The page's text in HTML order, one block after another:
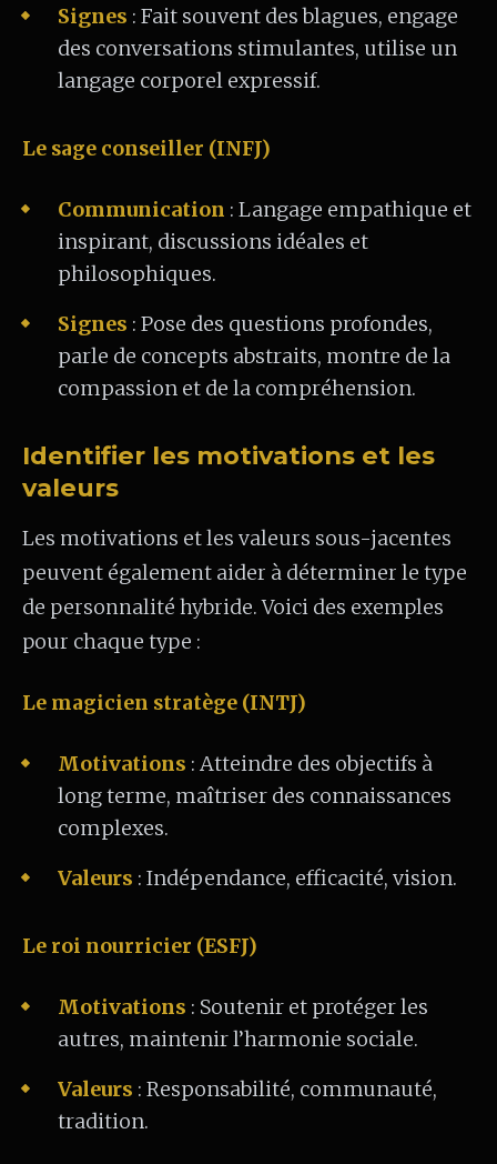
Signes : Fait souvent des blagues, engage
des conversations stimulantes, utilise un
langage corporel expressif.
Le sage conseiller (INFJ)
Communication : Langage empathique et
inspirant, discussions idéales et
philosophiques.
Signes : Pose des questions profondes,
parle de concepts abstraits, montre de la
compassion et de la compréhension.
Identifier les motivations et les
valeurs
Les motivations et les valeurs sous-jacentes
peuvent également aider à déterminer le type
de personnalité hybride. Voici des exemples
pour chaque type :
Le magicien stratège (INTJ)
Motivations : Atteindre des objectifs à
long terme, maîtriser des connaissances
complexes.
Valeurs : Indépendance, efficacité, vision.
Le roi nourricier (ESFJ)
Motivations : Soutenir et protéger les
autres, maintenir l’harmonie sociale.
Valeurs : Responsabilité, communauté,
tradition.